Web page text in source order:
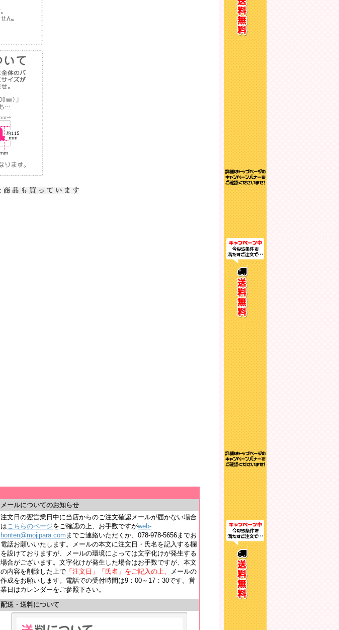
メールについてのお知らせ
注文日の翌営業日中に当店からのご注文確認メールが届かない場合
はこちらのページをご確認の上、お手数ですがweb-
honten@mojipara.com までご連絡いただくか、078-978-5656までお
電話お願いいたします。メールの本文に注文日・氏名を記入する欄
を設けておりますが、メールの環境によっては文字化けが発生する
場合がございます。文字化けが発生した場合はお手数ですが、本文
の内容を削除した上で 「注文日」「氏名」をご記入の上、
メールの
作成をお願いします。電話での受付時間は9：00～17：30です。営
業日はカレンダーをご参照下さい。
配送・送料について